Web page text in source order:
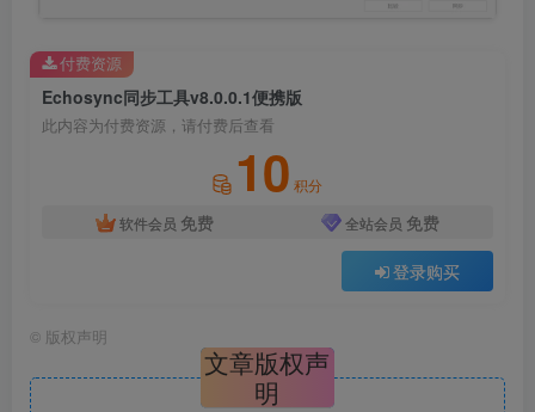
Echosync同步工具v8.0.0.1便携版
此内容为付费资源，请付费后查看
10 积分
软件会员 免费 全站会员 免费
登录购买
付费资源
© 版权声明
文章版权声
明